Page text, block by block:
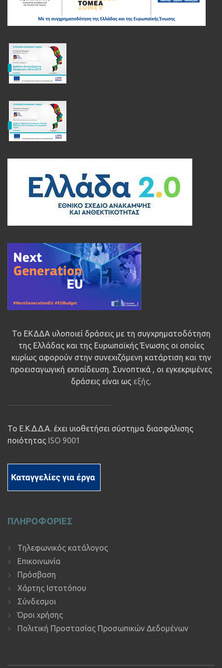
Το ΕΚΔΔΑ υλοποιεί δράσεις με τη συγχρηματοδότηση
της Ελλάδας και της Ευρωπαϊκής Ένωσης οι οποίες
κυρίως αφορούν στην συνεχιζόμενη κατάρτιση και την
προεισαγωγική εκπαίδευση. Συνοπτικά , οι εγκεκριμένες
δράσεις είναι ως εξής
Το Ε.Κ.Δ.Δ.Α. έχει υιοθετήσει σύστημα διασφάλισης
ποιότητας ISO 9001
ΠΛΗΡΟΦΟΡΙΕΣ
Τηλεφωνικός κατάλογος
Επικοινωνία
Πρόσβαση
Χάρτης Ιστοτόπου
Σύνδεσμοι
Όροι χρήσης
Πολιτική Προστασίας Προσωπικών Δεδομένων